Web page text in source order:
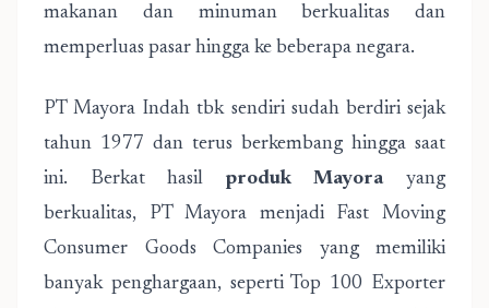
makanan dan minuman berkualitas dan
memperluas pasar hingga ke beberapa negara.
PT Mayora Indah tbk sendiri sudah berdiri sejak
tahun 1977 dan terus berkembang hingga saat
ini. Berkat hasil produk Mayorayang
berkualitas, PT Mayora menjadi Fast Moving
Consumer Goods Companies yang memiliki
banyak penghargaan, seperti Top 100 Exporter